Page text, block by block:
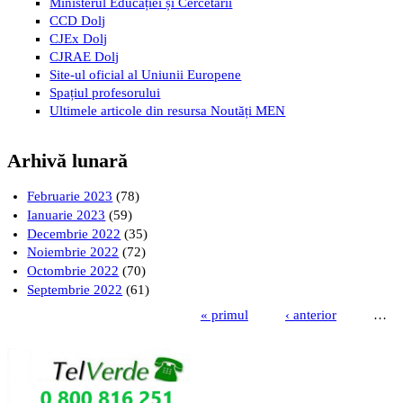
Ministerul Educației și Cercetării
CCD Dolj
CJEx Dolj
CJRAE Dolj
Site-ul oficial al Uniunii Europene
Spațiul profesorului
Ultimele articole din resursa Noutăți MEN
Arhivă lunară
Februarie 2023 (78)
Ianuarie 2023 (59)
Decembrie 2022 (35)
Noiembrie 2022 (72)
Octombrie 2022 (70)
Septembrie 2022 (61)
« primul ‹ anterior …